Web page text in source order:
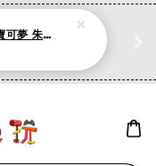
二件再打95折
【夯夯熊電玩】 Switch(NS) 寶可夢 朱 寶可夢 紫 標準版 :mahjong: (數位版)